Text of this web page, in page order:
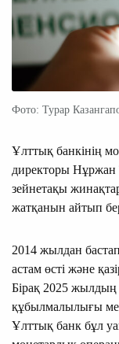
Фото: Турар
Ұлттық банкінің
директоры Нұржан
зейнетақы
жатқанын айтып
2014 жылдан
астам өсті және
Бірақ 2025 жылдың
құбылмалылығы
Ұлттық банк бұл